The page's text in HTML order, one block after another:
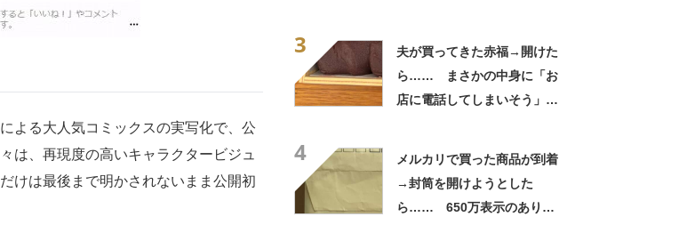
よる大人気コミックスの実写化で、公
は、再現度の高いキャラクタービジュ
けは最後まで明かされないまま公開初
3
夫が買ってきた赤福→開けた
ら…… まさかの中身に「お
店に電話してしまいそう」
4
メルカリで買った商品が到着
→封筒を開けようとした
ら…… 650万表示のありえ